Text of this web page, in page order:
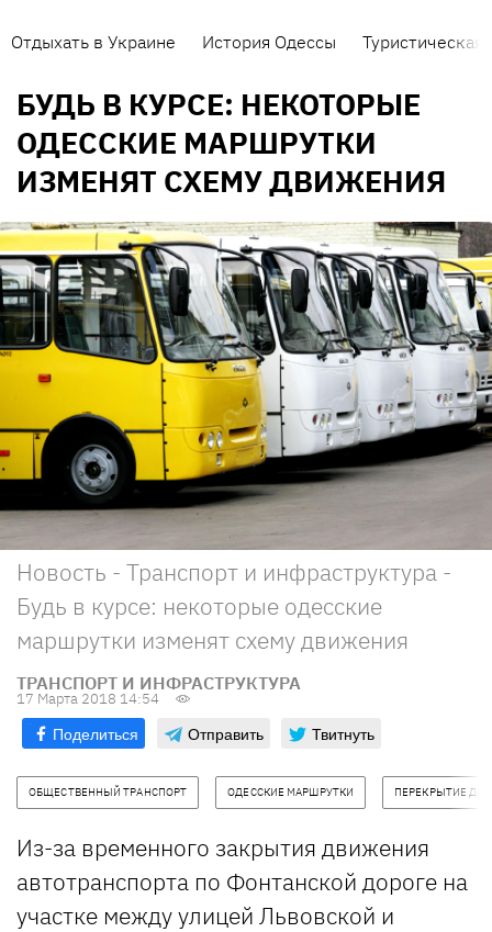
Отдыхать в Украине История Одессы Туристическая
БУДЬ В КУРСЕ: НЕКОТОРЫЕ
ОДЕССКИЕ МАРШРУТКИ
ИЗМЕНЯТ СХЕМУ ДВИЖЕНИЯ
Новость - Транспорт и инфраструктура -
Будь в курсе: некоторые одесские
маршрутки изменят схему движения
ТРАНСПОРТ И ИНФРАСТРУКТУРА
17 Марта 2018 14:54
Поделиться Отправить Твитнуть
ОБЩЕСТВЕННЫЙ ТРАНСПОРТ ОДЕССКИЕ МАРШРУТКИ ПЕРЕКРЫТИЕ
Из-за временного закрытия движения
автотранспорта по Фонтанской дороге на
участке между улицей Львовской и